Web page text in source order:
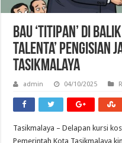
Bau ‘Titipan’ di
Talenta’ Pengisian
Tasikmalaya
admin 04/10/2025
Tasikmalaya – Delapan kursi
Pemerintah Kota Tasikmalaya